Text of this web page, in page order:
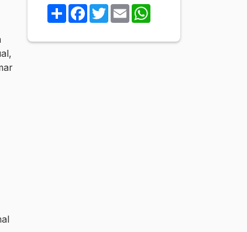
ShareFacebook
TwitterEmail